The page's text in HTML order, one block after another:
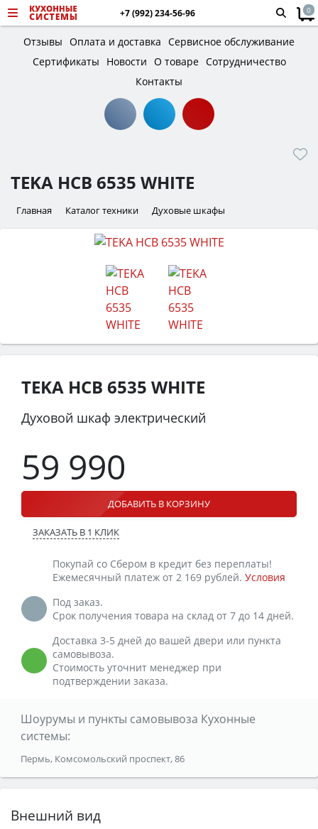
+7 (992) 234-56-96 0
Отзывы Оплата и доставка Сервисное обслуживание
Сертификаты
Новости О товаре Сотрудничество
Контакты
TEKA HCB 6535 WHITE
Главная Каталог техники Духовые шкафы
TEKA HCB 6535 WHITE
Духовой шкаф электрический
59 990
ДОБАВИТЬ В КОРЗИНУ
ЗАКАЗАТЬ В 1 КЛИК
Покупай со Сбером в кредит без переплаты!
Ежемесячный платеж от 2 169 рублей. Условия
Под заказ.
Срок получения товара на склад от 7 до 14 дней.
Доставка 3-5 дней до вашей двери или пункта
самовывоза.
Стоимость уточнит менеджер при
подтверждении заказа.
Шоурумы и пункты самовывоза Кухонные
системы:
Пермь, Комсомольский проспект, 86
Внешний вид